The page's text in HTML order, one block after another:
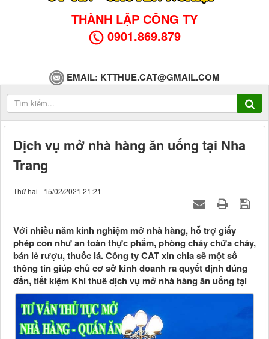
THÀNH LẬP CÔNG TY
0901.869.879
EMAIL: KTTHUE.CAT@GMAIL.COM
Dịch vụ mở nhà hàng ăn uống tại Nha
Trang
Thứ hai - 15/02/2021 21:21
Với nhiều năm kinh nghiệm mở nhà hàng, hỗ trợ giấy
phép con như an toàn thực phẩm, phòng cháy chữa cháy,
bán lẻ rượu, thuốc lá. Công ty CAT xin chia sẽ một số
thông tin giúp chủ cơ sở kinh doanh ra quyết định đúng
đắn, tiết kiệm Khi thuê dịch vụ mở nhà hàng ăn uống tại